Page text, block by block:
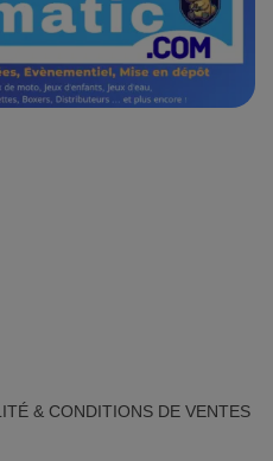
& CONDITIONS DE VENTES